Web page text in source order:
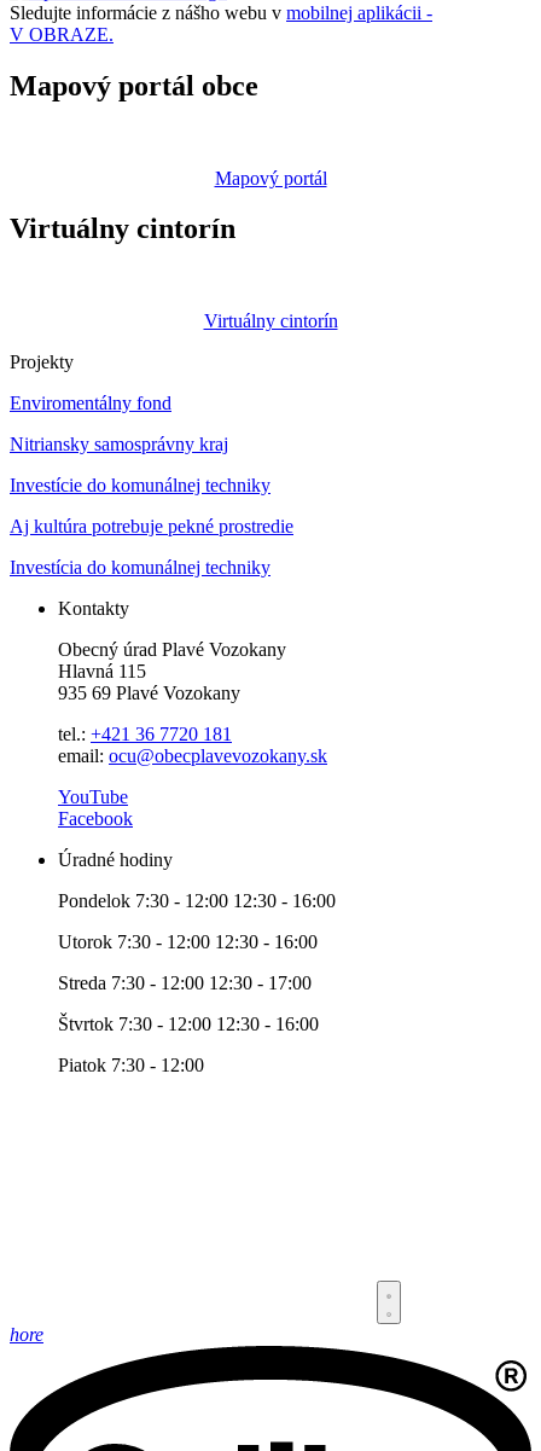
Sledujte informácie z nášho webu v mobilnej aplikácii -
V OBRAZE.
Mapový portál obce
Mapový portál
Virtuálny cintorín
Virtuálny cintorín
Projekty
Enviromentálny fond
Nitriansky samosprávny kraj
Investície do komunálnej techniky
Aj kultúra potrebuje pekné prostredie
Investícia do komunálnej techniky
Kontakty
Obecný úrad Plavé Vozokany
Hlavná 115
935 69 Plavé Vozokany
tel.: +421 36 7720 181
email: ocu@obecplavevozokany.sk
YouTube
Facebook
Úradné hodiny
Pondelok 7:30 - 12:00 12:30 - 16:00
Utorok 7:30 - 12:00 12:30 - 16:00
Streda 7:30 - 12:00 12:30 - 17:00
Štvrtok 7:30 - 12:00 12:30 - 16:00
Piatok 7:30 - 12:00
hore